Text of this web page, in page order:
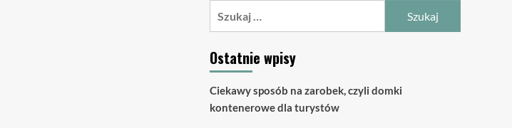
Ostatnie wpisy
Ciekawy sposób na zarobek, czyli domki
kontenerowe dla turystów